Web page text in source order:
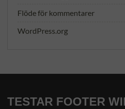
Flöde för kommentarer
WordPress.org
TESTAR FOOTER